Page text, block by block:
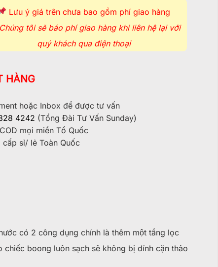
Lưu ý giá trên chưa bao gồm phí giao hàng
Chúng tôi sẽ báo phí giao hàng khi liên hệ lại với
quý khách qua điện thoại
HÀNG
hoặc Inbox để được tư vấn
4242 (Tổng Đài Tư Vấn Sunday)
mọi miền Tổ Quốc
cấp sỉ/ lẻ Toàn Quốc
có 2 công dụng chính là thêm một tầng lọc
boong luôn sạch sẽ không bị dính cặn thảo